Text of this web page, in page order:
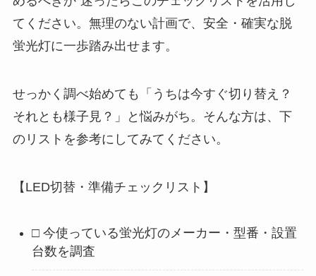
てください。無理のない計画で、安全・確実な脱
蛍光灯に一歩踏み出せます。
せっかく調べ始めても「うちは今すぐ切り替え？
それとも様子見？」と悩みがち。そんな方は、下
のリストを参考にしてみてください。
【LED切替・準備チェックリスト】
□ 今使っている蛍光灯のメーカー・型番・設置
台数を調査